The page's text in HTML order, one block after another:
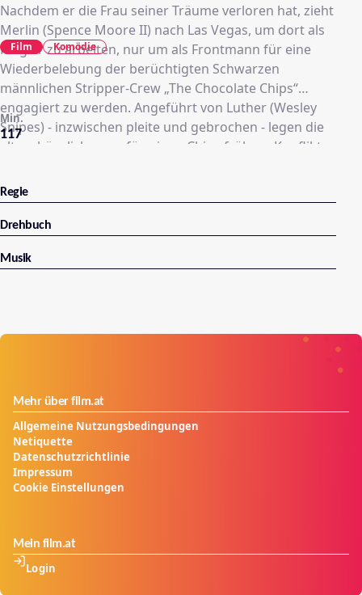
Nachdem er die Frau seiner Träume verloren hat, zieht
Merlin (Spence Moore II) nach Las Vegas, um dort als
Magier zu arbeiten, nur um als Frontmann für eine
Wiederbelebung der berüchtigten Schwarzen
männlichen Stripper-Crew „The Chocolate Chips“
engagiert zu werden. Angeführt von Luther (Wesley
Snipes) - inzwischen pleite und gebrochen - legen die
alten, häuslichen, unförmigen Chips frühere Konflikte
Hotel zu retten, in dem sie früher aufgetreten sind,
während sie Merlin helfen, sein Mädchen
zurückzugewinnen.
117
Min.
Film Komödie
Regie
Drehbuch
Musik
Mehr über film.at
Allgemeine Nutzungsbedingungen
Netiquette
Datenschutzrichtlinie
Impressum
Cookie Einstellungen
Mein film.at
Login